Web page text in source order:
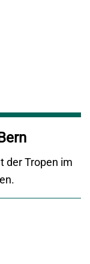
der Tropen im